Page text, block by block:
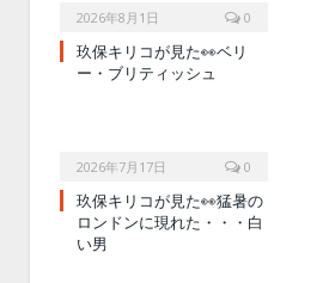
2026年8月1日 0
玖保キリコが見た👀ベリ
ー・ブリティッシュ
2026年7月17日 0
玖保キリコが見た👀猛暑の
ロンドンに現れた・・・白
い男